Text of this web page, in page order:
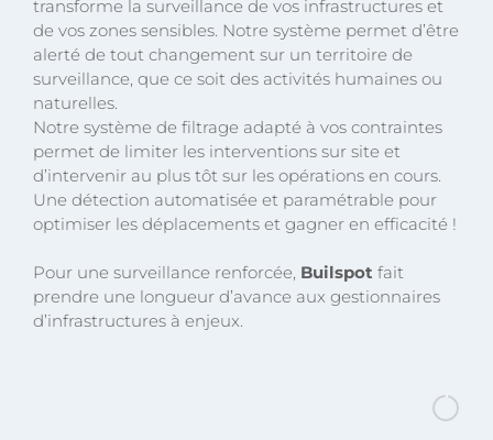
transforme la surveillance de vos infrastructures et
de vos zones sensibles. Notre système permet d’être
alerté de tout changement sur un territoire de
surveillance, que ce soit des activités humaines ou
naturelles.
Notre système de filtrage adapté à vos contraintes
permet de limiter les interventions sur site et
d’intervenir au plus tôt sur les opérations en cours.
Une détection automatisée et paramétrable pour
optimiser les déplacements et gagner en efficacité !
Pour une surveillance renforcée, Builspot fait
prendre une longueur d’avance aux gestionnaires
d’infrastructures à enjeux.